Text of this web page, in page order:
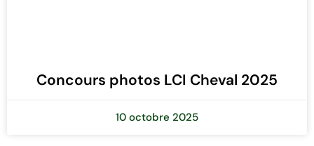
Concours photos LCI Cheval 2025
10 octobre 2025